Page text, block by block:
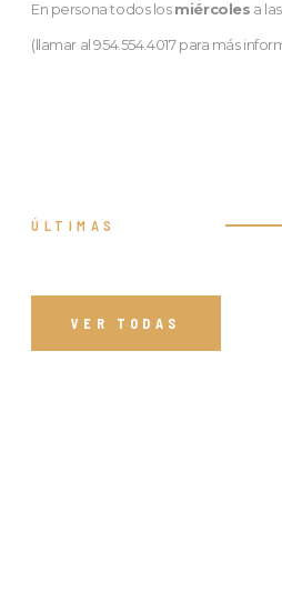
En persona todos los miércoles a las
(llamar al 954.554.4017 para más
ÚLTIMAS
VER TODAS